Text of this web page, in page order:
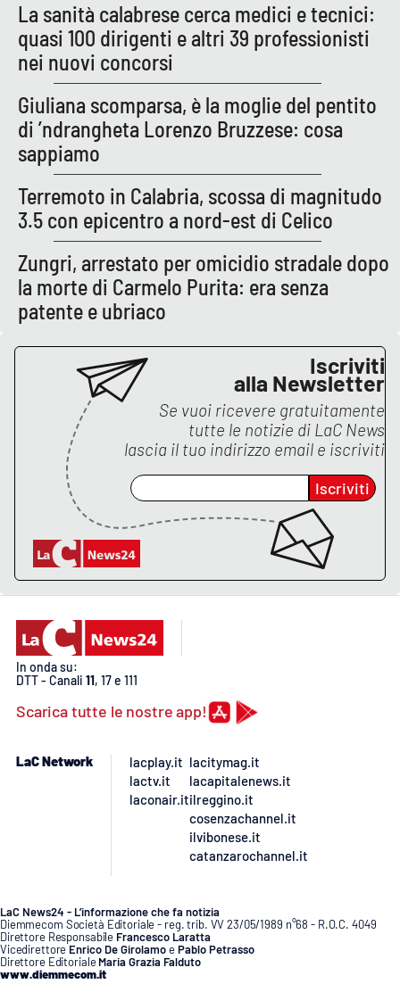
La sanità calabrese cerca medici e tecnici:
quasi 100 dirigenti e altri 39 professionisti
nei nuovi concorsi
Giuliana scomparsa, è la moglie del pentito
di ’ndrangheta Lorenzo Bruzzese: cosa
sappiamo
Terremoto in Calabria, scossa di magnitudo
3.5 con epicentro a nord-est di Celico
Zungri, arrestato per omicidio stradale dopo
la morte di Carmelo Purita: era senza
patente e ubriaco
Iscriviti
alla Newsletter
Se vuoi ricevere gratuitamente
tutte le notizie di LaC News
lascia il tuo indirizzo email e iscriviti
Iscriviti
In onda su:
DTT - Canali 11, 17 e 111
Scarica tutte le nostre app!
LaC Network
lacplay.it
lactv.it
laconair.it
lacitymag.it
lacapitalenews.it
ilreggino.it
cosenzachannel.it
ilvibonese.it
catanzarochannel.it
LaC News24 - L’informazione che fa notizia
Diemmecom Società Editoriale - reg. trib. VV 23/05/1989 n°68 - R.O.C. 4049
Direttore Responsabile Francesco Laratta
Vicedirettore Enrico De GirolamoePablo Petrasso
Direttore Editoriale Maria Grazia Falduto
www.diemmecom.it